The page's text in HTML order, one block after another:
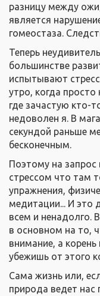
разницу между
является
гомеостаза.
Теперь
большинстве
испытывают
утро, когда просто
где зачастую кто-
недоволен я. В
секундой раньше
бесконечным.
Поэтому на запрос
стрессом что там
упражнения,
медитации... И это
всем и ненадолго.
в основном на то,
внимание, а
убежишь от этого
Сама жизнь или,
природа ведет нас